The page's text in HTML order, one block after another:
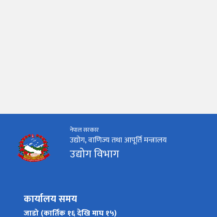
नेपाल सरकार
उद्योग, वाणिज्य तथा आपूर्ति मन्त्रालय
उद्योग विभाग
कार्यालय समय
जाडो (कार्तिक १६ देखि माघ १५)